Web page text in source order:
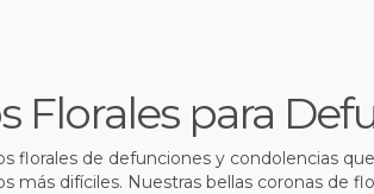
Florales para
florales de defunciones y condolencias
más difíciles. Nuestras bellas coronas de